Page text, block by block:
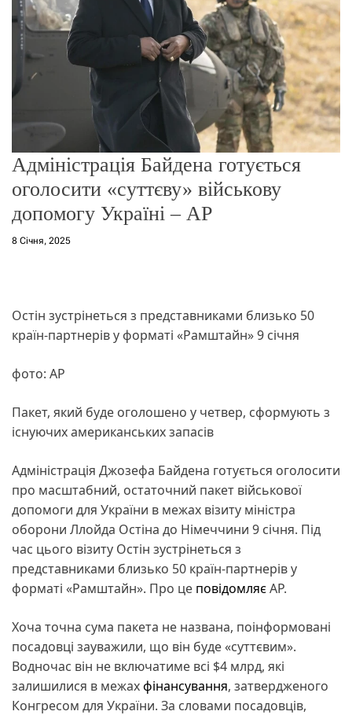
р
е
ж
и
м
у
Адміністрація Байдена готується
оголосити «суттєву» військову
допомогу Україні – AP
8 Січня, 2025
Остін зустрінеться з представниками близько 50
країн-партнерів у форматі «Рамштайн» 9 січня
фото: АР
Пакет, який буде оголошено у четвер, сформують з
існуючих американських запасів
Адміністрація Джозефа Байдена готується оголосити
про масштабний, остаточний пакет військової
допомоги для України в межах візиту міністра
оборони Ллойда Остіна до Німеччини 9 січня. Під
час цього візиту Остін зустрінеться з
представниками близько 50 країн-партнерів у
форматі «Рамштайн». Про це повідомляєАР.
Хоча точна сума пакета не названа, поінформовані
посадовці зауважили, що він буде «суттєвим».
Водночас він не включатиме всі $4 млрд, які
залишилися в межахфінансування, затвердженого
Конгресом для України. За словами посадовців,